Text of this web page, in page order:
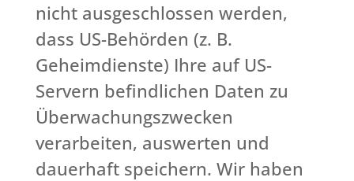
nicht ausgeschlossen werden,
dass US-Behörden (z. B.
Geheimdienste) Ihre auf US-
Servern befindlichen Daten zu
Überwachungszwecken
verarbeiten, auswerten und
dauerhaft speichern. Wir haben